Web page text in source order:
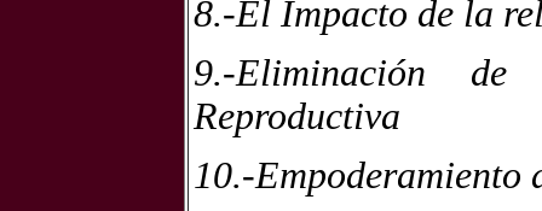
8.-El Impacto de la
9.-Eliminación
Reproductiva
10.-Empoderamiento